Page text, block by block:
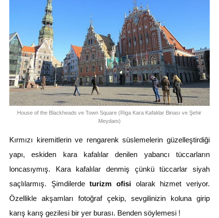
House of the Blackheads ve Town Square (Riga Kara Kafalılar Binası ve Şehir
Meydanı)
Kırmızı kiremitlerin ve rengarenk süslemelerin güzelleştirdiği
yapı, eskiden kara kafalılar denilen yabancı tüccarların
loncasıymış. Kara kafalılar denmiş çünkü tüccarlar siyah
saçlılarmış. Şimdilerdeturizm ofisi olarak hizmet veriyor.
Özellikle akşamları fotoğraf çekip, sevgilinizin koluna girip
karış karış gezilesi bir yer burası. Benden söylemesi !